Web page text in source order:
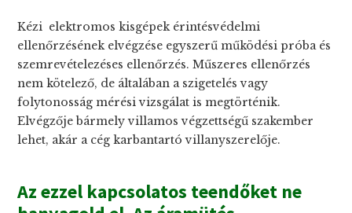
Kézi elektromos kisgépek érintésvédelmi
ellenőrzésének elvégzése egyszerű működési próba és
szemrevételezéses ellenőrzés. Műszeres ellenőrzés
nem kötelező, de általában a szigetelés vagy
folytonosság mérési vizsgálat is megtörténik.
Elvégzője bármely villamos végzettségű szakember
lehet, akár a cég karbantartó villanyszerelője.
Az ezzel kapcsolatos teendőket ne